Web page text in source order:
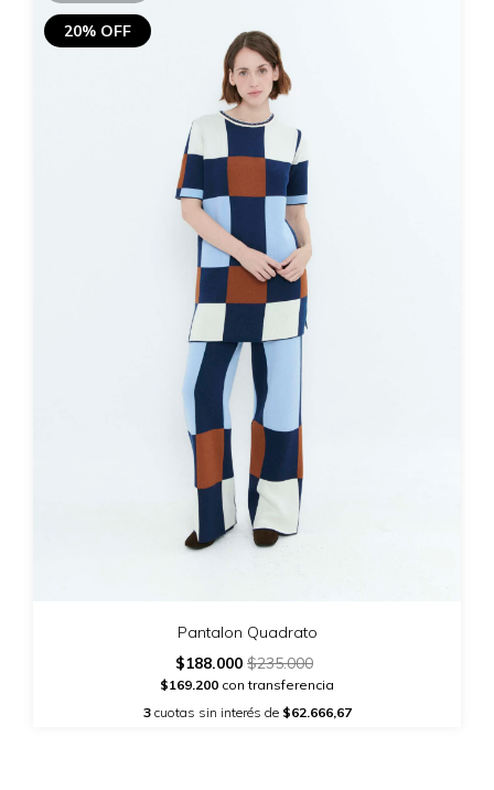
20% OFF
Pantalon Quadrato
$188.000 $235.000
$169.200 con transferencia
3cuotas sin interés de $62.666,67